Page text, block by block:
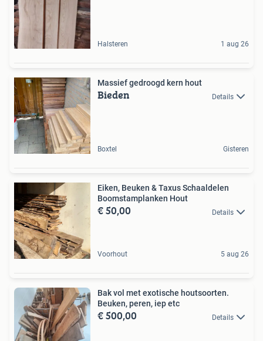
Halsteren 1 aug 26
Massief gedroogd kern hout
Bieden Details
Boxtel Gisteren
Eiken, Beuken & Taxus Schaaldelen
Boomstamplanken Hout
€ 50,00 Details
Voorhout 5 aug 26
Bak vol met exotische houtsoorten.
Beuken, peren, iep etc
€ 500,00 Details